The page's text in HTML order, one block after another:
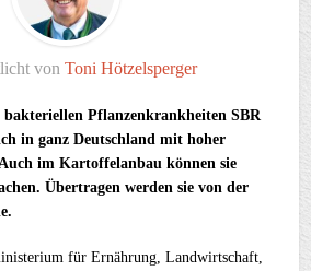
von Toni Hötzelsperger
bakteriellen Pflanzenkrankheiten SBR
in ganz Deutschland mit hoher
im Kartoffelanbau können sie
Übertragen werden sie von der
für Ernährung, Landwirtschaft,